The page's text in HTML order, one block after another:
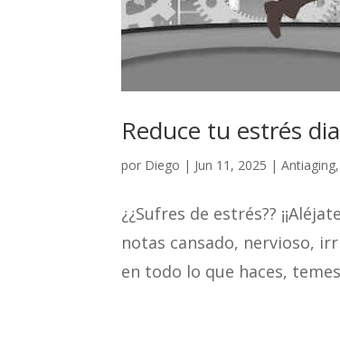
Reduce tu estrés
por Diego | Jun 11, 2025 |Antiaging,
¿¿Sufres de estrés??
notas cansado, nervioso,
en todo lo que haces,